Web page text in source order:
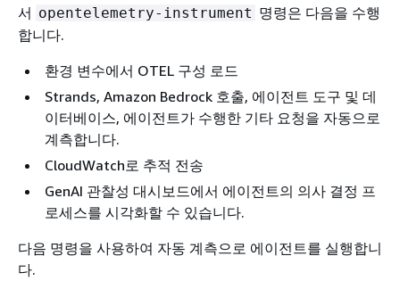
서 opentelemetry-instrument 명령은 다음을 수행
합니다.
환경 변수에서 OTEL 구성 로드
Strands, Amazon Bedrock 호출, 에이전트 도구 및 데
이터베이스, 에이전트가 수행한 기타 요청을 자동으로
계측합니다.
CloudWatch로 추적 전송
GenAI 관찰성 대시보드에서 에이전트의 의사 결정 프
로세스를 시각화할 수 있습니다.
다음 명령을 사용하여 자동 계측으로 에이전트를 실행합니
다.